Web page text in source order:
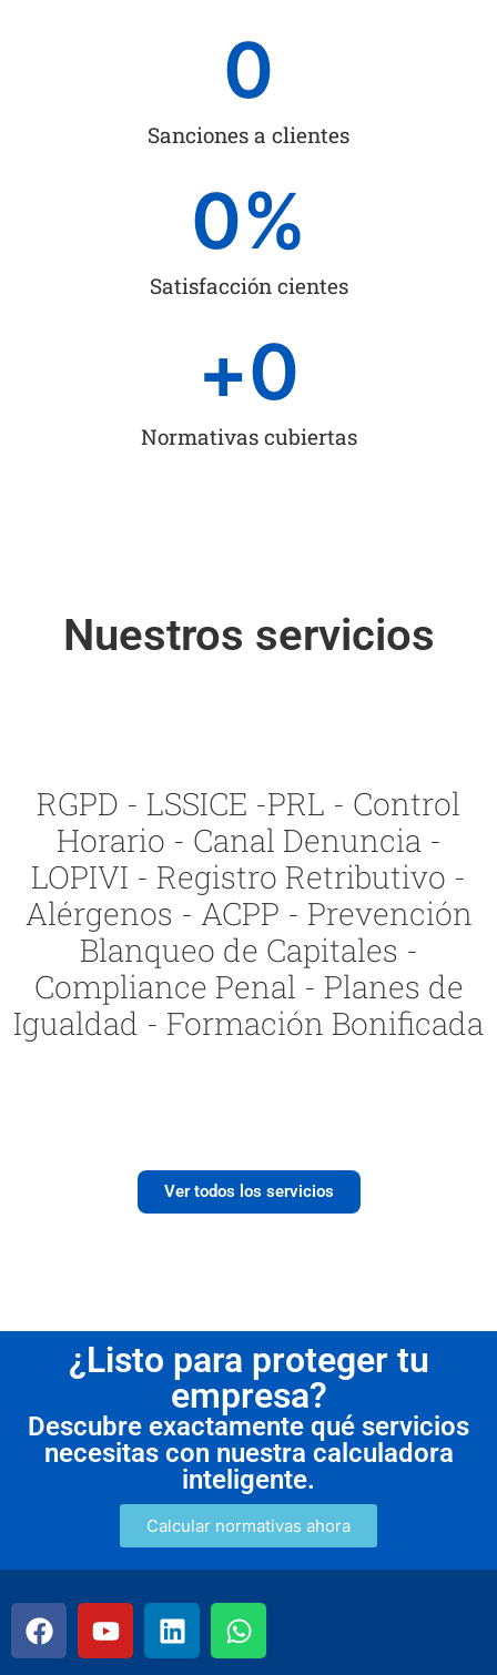
Sanciones a clientes
0
Satisfacción cientes
0%
Normativas cubiertas
+0
Nuestros servicios
RGPD - LSSICE -PRL - Control
Horario - Canal Denuncia -
LOPIVI - Registro Retributivo -
Alérgenos - ACPP - Prevención
Blanqueo de Capitales -
Compliance Penal - Planes de
Igualdad - Formación Bonificada
Ver todos los servicios
¿Listo para proteger tu
empresa?
Descubre exactamente qué servicios
necesitas con nuestra calculadora
inteligente.
Calcular normativas ahora